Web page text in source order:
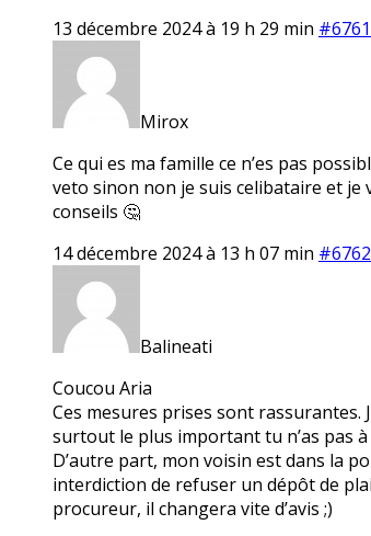
13 décembre 2024 à 19 h 29 min
Mirox
Ce qui es ma famille ce n’es pas
veto sinon non je suis celibataire et
conseils 🤔
14 décembre 2024 à 13 h 07 min
Balineati
Coucou Aria
Ces mesures prises sont rassurantes.
surtout le plus important tu n’as pas à
D’autre part, mon voisin est dans la
interdiction de refuser un dépôt de
procureur, il changera vite d’avis ;)